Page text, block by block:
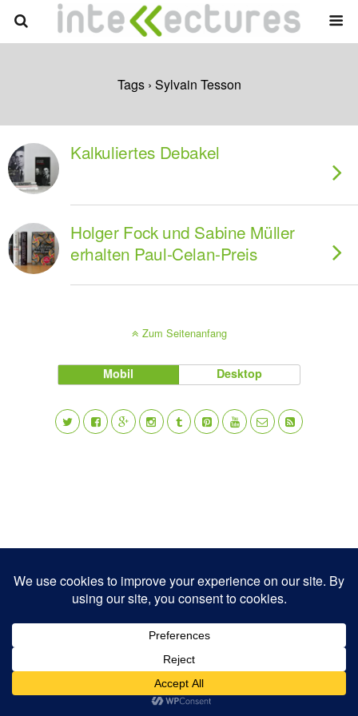
Tags › Sylvain Tesson
Kalkuliertes Debakel
Holger Fock und Sabine Müller
erhalten Paul-Celan-Preis
Zum Seitenanfang
Mobil Desktop